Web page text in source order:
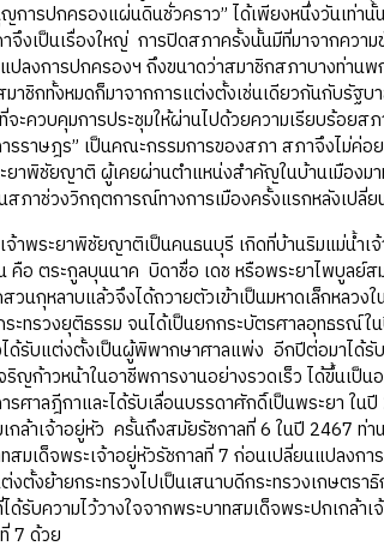
การปกครองแผ่นดินชั่วคราว” ได้เพียงหนึ่งวันเท่
จึงเป็นเรื่องใหญ่ การปิดสภาครั้งนั้นมีที่มาจากควา
ปลงการปกครองฯ ถึงขนาดว่าสมาชิกสภาบางท่าน
มาชิกทั้งหมดก็มาจากการแต่งตั้งเช่นเดียวกันกับรั
ะควบคุมการประชุมให้ผ่านไปด้วยความเรียบร้อย
รราษฎร” เป็นคณะกรรมการของสภา สภาจึงไม่ค่
ยาพิชัยญาติ ผู้เคยผ่านตำแหน่งสำคัญในบ้านเมืองม
สภาช่วงวิกฤตการณ์ทางการเมืองครั้งแรกหลังเป
ระยาพิชัยญาติเป็นคนธนบุรี เกิดที่บ้านริมแม่น้ำเจ้า
คือ ตระกูลบุนนาค บิดาชื่อ เดช หรือพระยาไพบูลย์
วนกุหลาบแล้วจึงได้ถวายตัวเข้าเป็นมหาดเล็กหลวง
ระทรวงยุติธรรม จนได้เป็นยกกระบัตรศาลอุทธร
ด้รับแต่งตั้งเป็นผู้พิพากษาศาลแพ่ง อีกปีต่อมาได้รั
ริญก้าวหน้าในอาชีพการงานอย่างรวดเร็ว ได้ขึ้นเ
รศาลฎีกาและได้รับเลื่อนบรรดาศักดิ์เป็นพระยา ใ
กล้าเจ้าอยู่หัว ครั้นถึงสมัยรัชกาลที่ 6 ในปี 2467 ท่
สมเด็จพระเจ้าอยู่หัวรัชกาลที่ 7 ก่อนเปลี่ยนแปลงก
งตั้งย้ายกระทรวงไปเป็นเสนาบดีกระทรวงเกษตร
ด้รับความไว้วางใจจากพระบาทสมเด็จพระปกเกล้
7 ด้วย